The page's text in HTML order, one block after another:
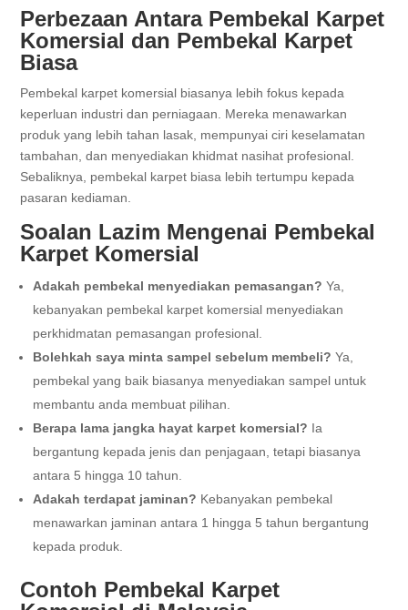
Perbezaan Antara Pembekal Karpet
Komersial dan Pembekal Karpet
Biasa
Pembekal karpet komersial biasanya lebih fokus kepada
keperluan industri dan perniagaan. Mereka menawarkan
produk yang lebih tahan lasak, mempunyai ciri keselamatan
tambahan, dan menyediakan khidmat nasihat profesional.
Sebaliknya, pembekal karpet biasa lebih tertumpu kepada
pasaran kediaman.
Soalan Lazim Mengenai Pembekal
Karpet Komersial
Adakah pembekal menyediakan pemasangan? Ya,
kebanyakan pembekal karpet komersial menyediakan
perkhidmatan pemasangan profesional.
Bolehkah saya minta sampel sebelum membeli? Ya,
pembekal yang baik biasanya menyediakan sampel untuk
membantu anda membuat pilihan.
Berapa lama jangka hayat karpet komersial? Ia
bergantung kepada jenis dan penjagaan, tetapi biasanya
antara 5 hingga 10 tahun.
Adakah terdapat jaminan? Kebanyakan pembekal
menawarkan jaminan antara 1 hingga 5 tahun bergantung
kepada produk.
Contoh Pembekal Karpet